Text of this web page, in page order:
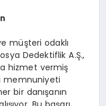
müşteri odaklı
Dedektiflik A.Ş.,
hizmet vermiş
memnuniyeti
bir danışanın